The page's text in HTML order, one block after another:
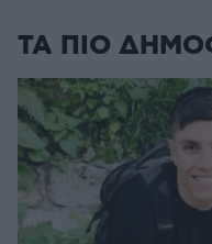
ΤΑ ΠΙΟ